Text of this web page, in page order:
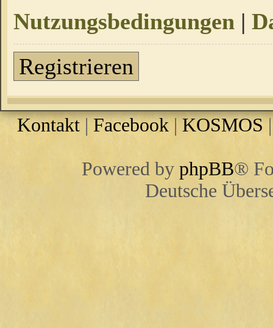
Nutzungsbedingungen |
Registrieren
Kontakt | Facebook |KOSMOS
Powered by phpBB®
Deutsche